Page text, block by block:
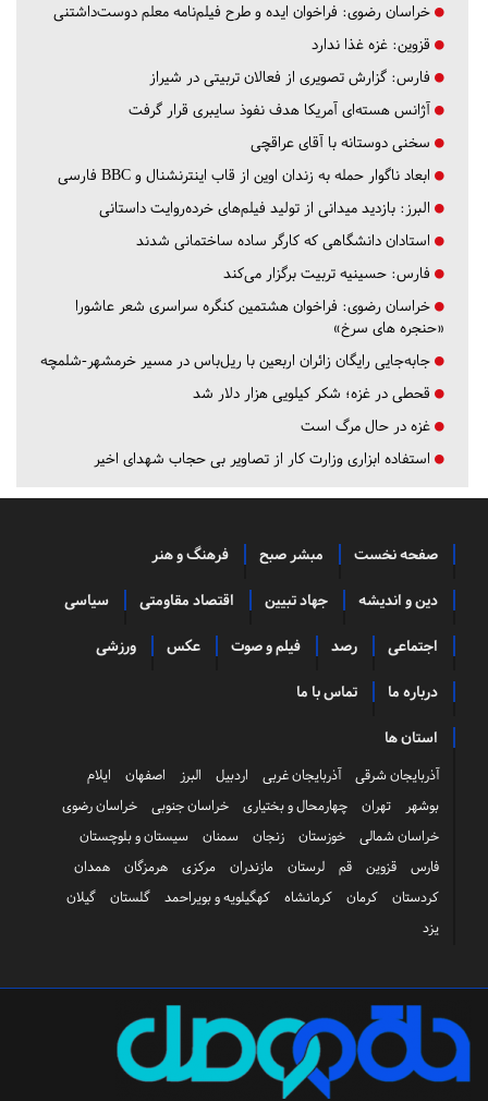
خراسان رضوی: فراخوان ایده و طرح فیلم‌نامه معلم دوست‌داشتنی
قزوین: غزه غذا ندارد
فارس: گزارش تصویری از فعالان تربیتی در شیراز
آژانس هسته‌ای آمریکا هدف نفوذ سایبری قرار گرفت
سخنی دوستانه با آقای عراقچی
ابعاد ناگوار حمله به زندان اوین از قاب اینترنشنال و BBC فارسی
البرز: بازدید میدانی از تولید فیلم‌های خرده‌روایت داستانی
استادان دانشگاهی که کارگر ساده ساختمانی شدند
فارس: حسینیه تربیت برگزار می‌کند
خراسان رضوی: فراخوان هشتمین کنگره سراسری شعر عاشورا
«حنجره های سرخ»
جابه‌جایی رایگان زائران اربعین با ریل‌باس در مسیر خرمشهر-شلمچه
قحطی در غزه؛ شکر کیلویی هزار دلار شد
غزه در حال مرگ است
استفاده ابزاری وزارت کار از تصاویر بی حجاب شهدای اخیر
صفحه نخست مبشر صبح فرهنگ و هنر
دین و اندیشه جهاد تبیین اقتصاد مقاومتی سیاسی
اجتماعی رصد فیلم و صوت عکس ورزشی
درباره ما تماس با ما
استان ها
آذربایجان شرقی آذربایجان غربی اردبیل البرز اصفهان
ایلام
بوشهر
تهران چهارمحال و بختیاری خراسان جنوبی
خراسان رضوی
خراسان شمالی
خوزستان زنجان سمنان
سیستان و بلوچستان
فارس
قزوین قم لرستان مازندران مرکزی هرمزگان
همدان
کردستان
کرمان کرمانشاه کهگیلویه و بویراحمد گلستان
گیلان
یزد